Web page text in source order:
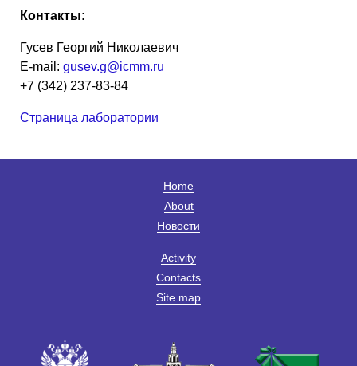
Контакты:
Гусев Георгий Николаевич
E-mail: gusev.g@icmm.ru
+7 (342) 237-83-84
Страница лаборатории
Home
About
Новости
Activity
Contacts
Site map